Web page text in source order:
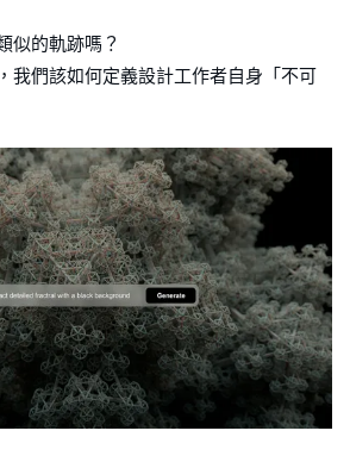
似的軌跡嗎？
我們該如何定義設計工作者自身「不可